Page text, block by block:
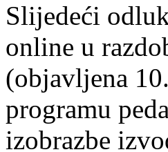
Slijedeći
online u
(objavljena
programu
izobrazbe